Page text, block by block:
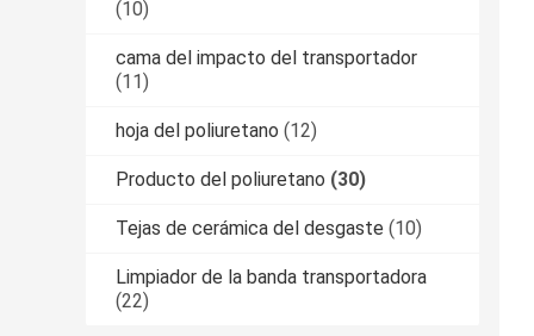
(10)
cama del impacto del transportador
(11)
hoja del poliuretano (12)
Producto del poliuretano (30)
Tejas de cerámica del desgaste (10)
Limpiador de la banda transportadora
(22)